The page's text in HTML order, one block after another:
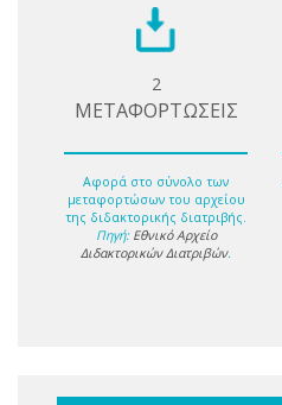
2
ΜΕΤΑΦΟΡΤΩΣΕΙΣ
Αφορά στο σύνολο των
μεταφορτώσων του αρχείου
της διδακτορικής διατριβής.
Πηγή: Εθνικό Αρχείο
Διδακτορικών Διατριβών.